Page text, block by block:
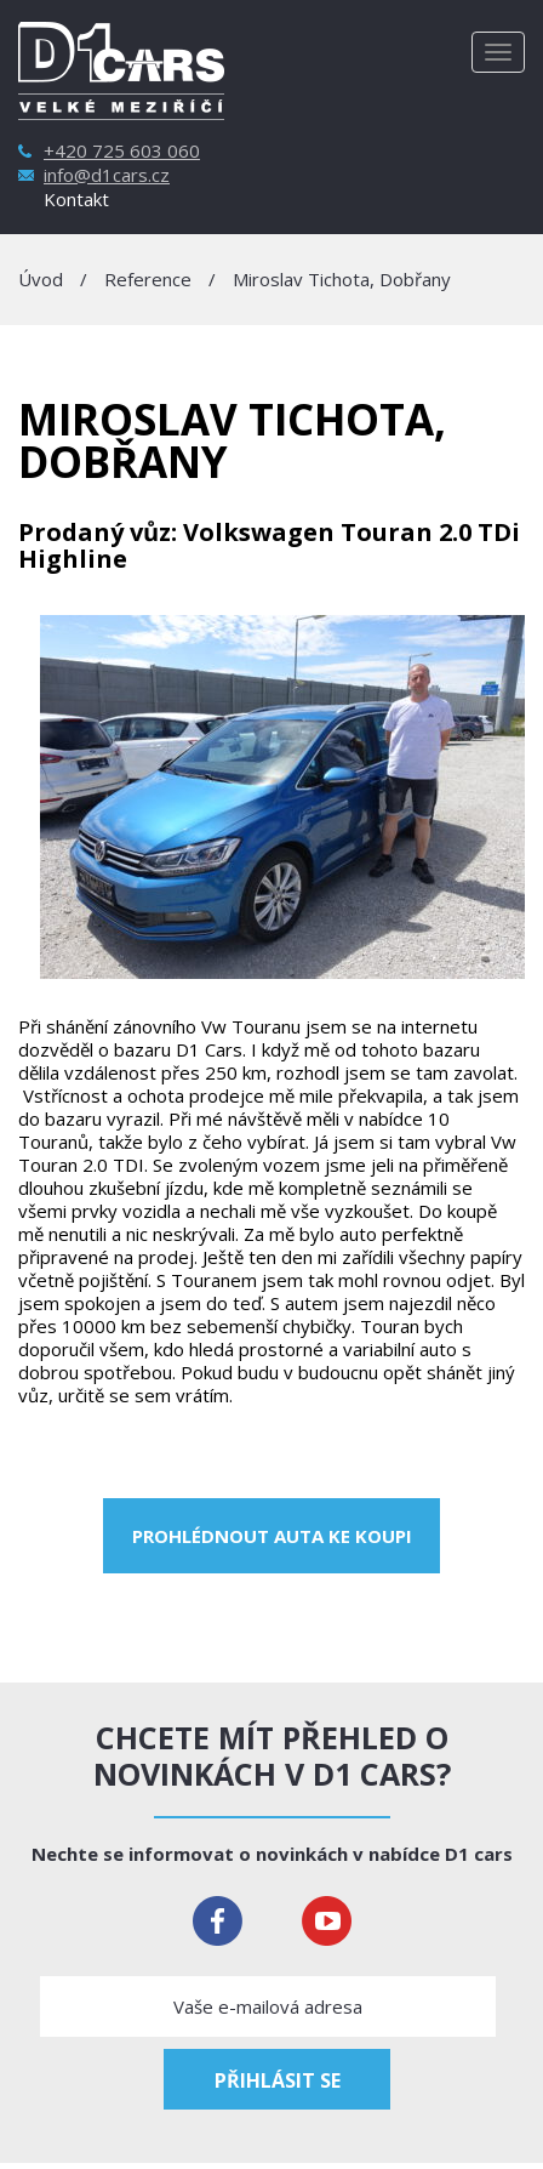
+420 725 603 060
info@d1cars.cz
Kontakt
Úvod / Reference / Miroslav Tichota, Dobřany
MIROSLAV TICHOTA,
DOBŘANY
Prodaný vůz: Volkswagen Touran 2.0 TDi
Highline
Při shánění zánovního Vw Touranu jsem se na internetu
dozvěděl o bazaru D1 Cars. I když mě od tohoto bazaru
dělila vzdálenost přes 250 km, rozhodl jsem se tam zavolat.
Vstřícnost a ochota prodejce mě mile překvapila, a tak jsem
do bazaru vyrazil. Při mé návštěvě měli v nabídce 10
Touranů, takže bylo z čeho vybírat. Já jsem si tam vybral Vw
Touran 2.0 TDI. Se zvoleným vozem jsme jeli na přiměřeně
dlouhou zkušební jízdu, kde mě kompletně seznámili se
všemi prvky vozidla a nechali mě vše vyzkoušet. Do koupě
mě nenutili a nic neskrývali. Za mě bylo auto perfektně
připravené na prodej. Ještě ten den mi zařídili všechny papíry
včetně pojištění. S Touranem jsem tak mohl rovnou odjet. Byl
jsem spokojen a jsem do teď. S autem jsem najezdil něco
přes 10000 km bez sebemenší chybičky. Touran bych
doporučil všem, kdo hledá prostorné a variabilní auto s
dobrou spotřebou. Pokud budu v budoucnu opět shánět jiný
vůz, určitě se sem vrátím.
PROHLÉDNOUT AUTA KE KOUPI
CHCETE MÍT PŘEHLED O
NOVINKÁCH V D1 CARS?
Nechte se informovat o novinkách v nabídce D1 cars